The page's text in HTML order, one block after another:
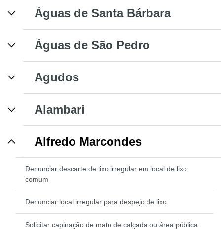
Águas de Santa Bárbara
Águas de São Pedro
Agudos
Alambari
Alfredo Marcondes
Denunciar descarte de lixo irregular em local de lixo
comum
Denunciar local irregular para despejo de lixo
Solicitar capinação de mato de calçada ou área pública